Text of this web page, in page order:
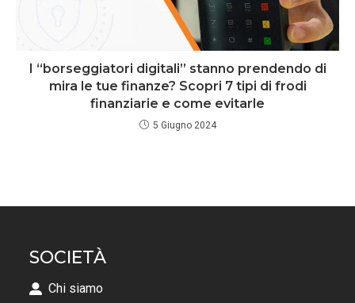
I “borseggiatori digitali” stanno prendendo di
mira le tue finanze? Scopri 7 tipi di frodi
finanziarie e come evitarle
5 Giugno 2024
SOCIETÀ
Chi siamo